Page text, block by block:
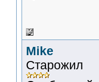
Mike
Старожил